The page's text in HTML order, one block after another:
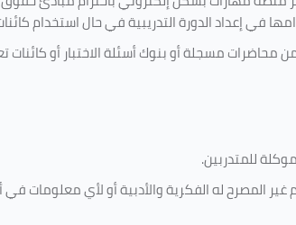
في إعداد الدورة التدريبية في حال استخدام
محاضرات مسجلة أو بنوك أسئلة الاختبار أو
للمتدربين.
غير المصرح له الفكرية والأدبية أو لأي